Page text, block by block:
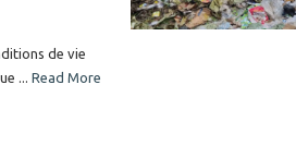
de vie
... Read More